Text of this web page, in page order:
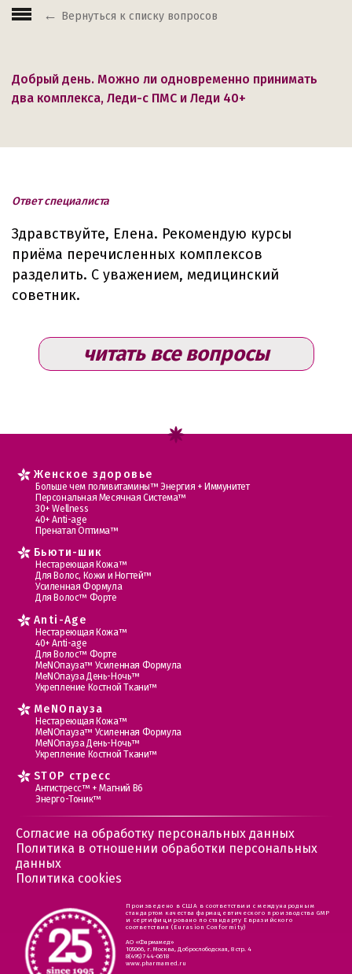
Вернуться к списку вопросов
Добрый день. Можно ли одновременно принимать
два комплекса, Леди-с ПМС и Леди 40+
Ответ специалиста
Здравствуйте, Елена. Рекомендую курсы
приёма перечисленных комплексов
разделить. С уважением, медицинский
советник.
читать все вопросы
Женское здоровье
Больше чем поливитамины™ Энергия + Иммунитет
Персональная Месячная Система™
30+ Wellness
40+ Anti-age
Пренатал Оптима™
Бьюти-шик
Нестареющая Кожа™
Для Волос, Кожи и Ногтей™
Усиленная Формула
Для Волос™ Форте
Anti-Age
Нестареющая Кожа™
40+ Anti-age
Для Волос™ Форте
МеNOпауза™ Усиленная Формула
МеNOпауза День-Ночь™
Укрепление Костной Ткани™
MеNOпауза
Нестареющая Кожа™
МеNOпауза™ Усиленная Формула
МеNOпауза День-Ночь™
Укрепление Костной Ткани™
STOP стресс
Антистресс™ + Магний В6
Энерго-Тоник™
Согласие на обработку персональных данных
Политика в отношении обработки персональных
данных
Политика cookies
Произведено в США в соответствии с международным
стандартом качества фармацевтического производства GMP
и сертифицировано по стандарту Евразийского
соответствия (Eurasion Conformity)
АО «Фармамед»
105066, г. Москва, Доброслободская, 8 стр. 4
8(495) 744-0618
www.pharmamed.ru